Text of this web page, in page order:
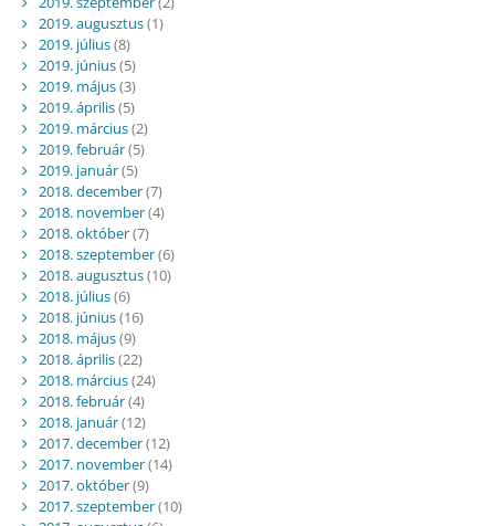
2019. augusztus(1)
2019. július(8)
2019. június(5)
2019. május(3)
2019. április(5)
2019. március(2)
2019. február(5)
2019. január(5)
2018. december(7)
2018. november(4)
2018. október(7)
2018. szeptember(6)
2018. augusztus(10)
2018. július(6)
2018. június(16)
2018. május(9)
2018. április(22)
2018. március(24)
2018. február(4)
2018. január(12)
2017. december(12)
2017. november(14)
2017. október(9)
2017. szeptember(10)